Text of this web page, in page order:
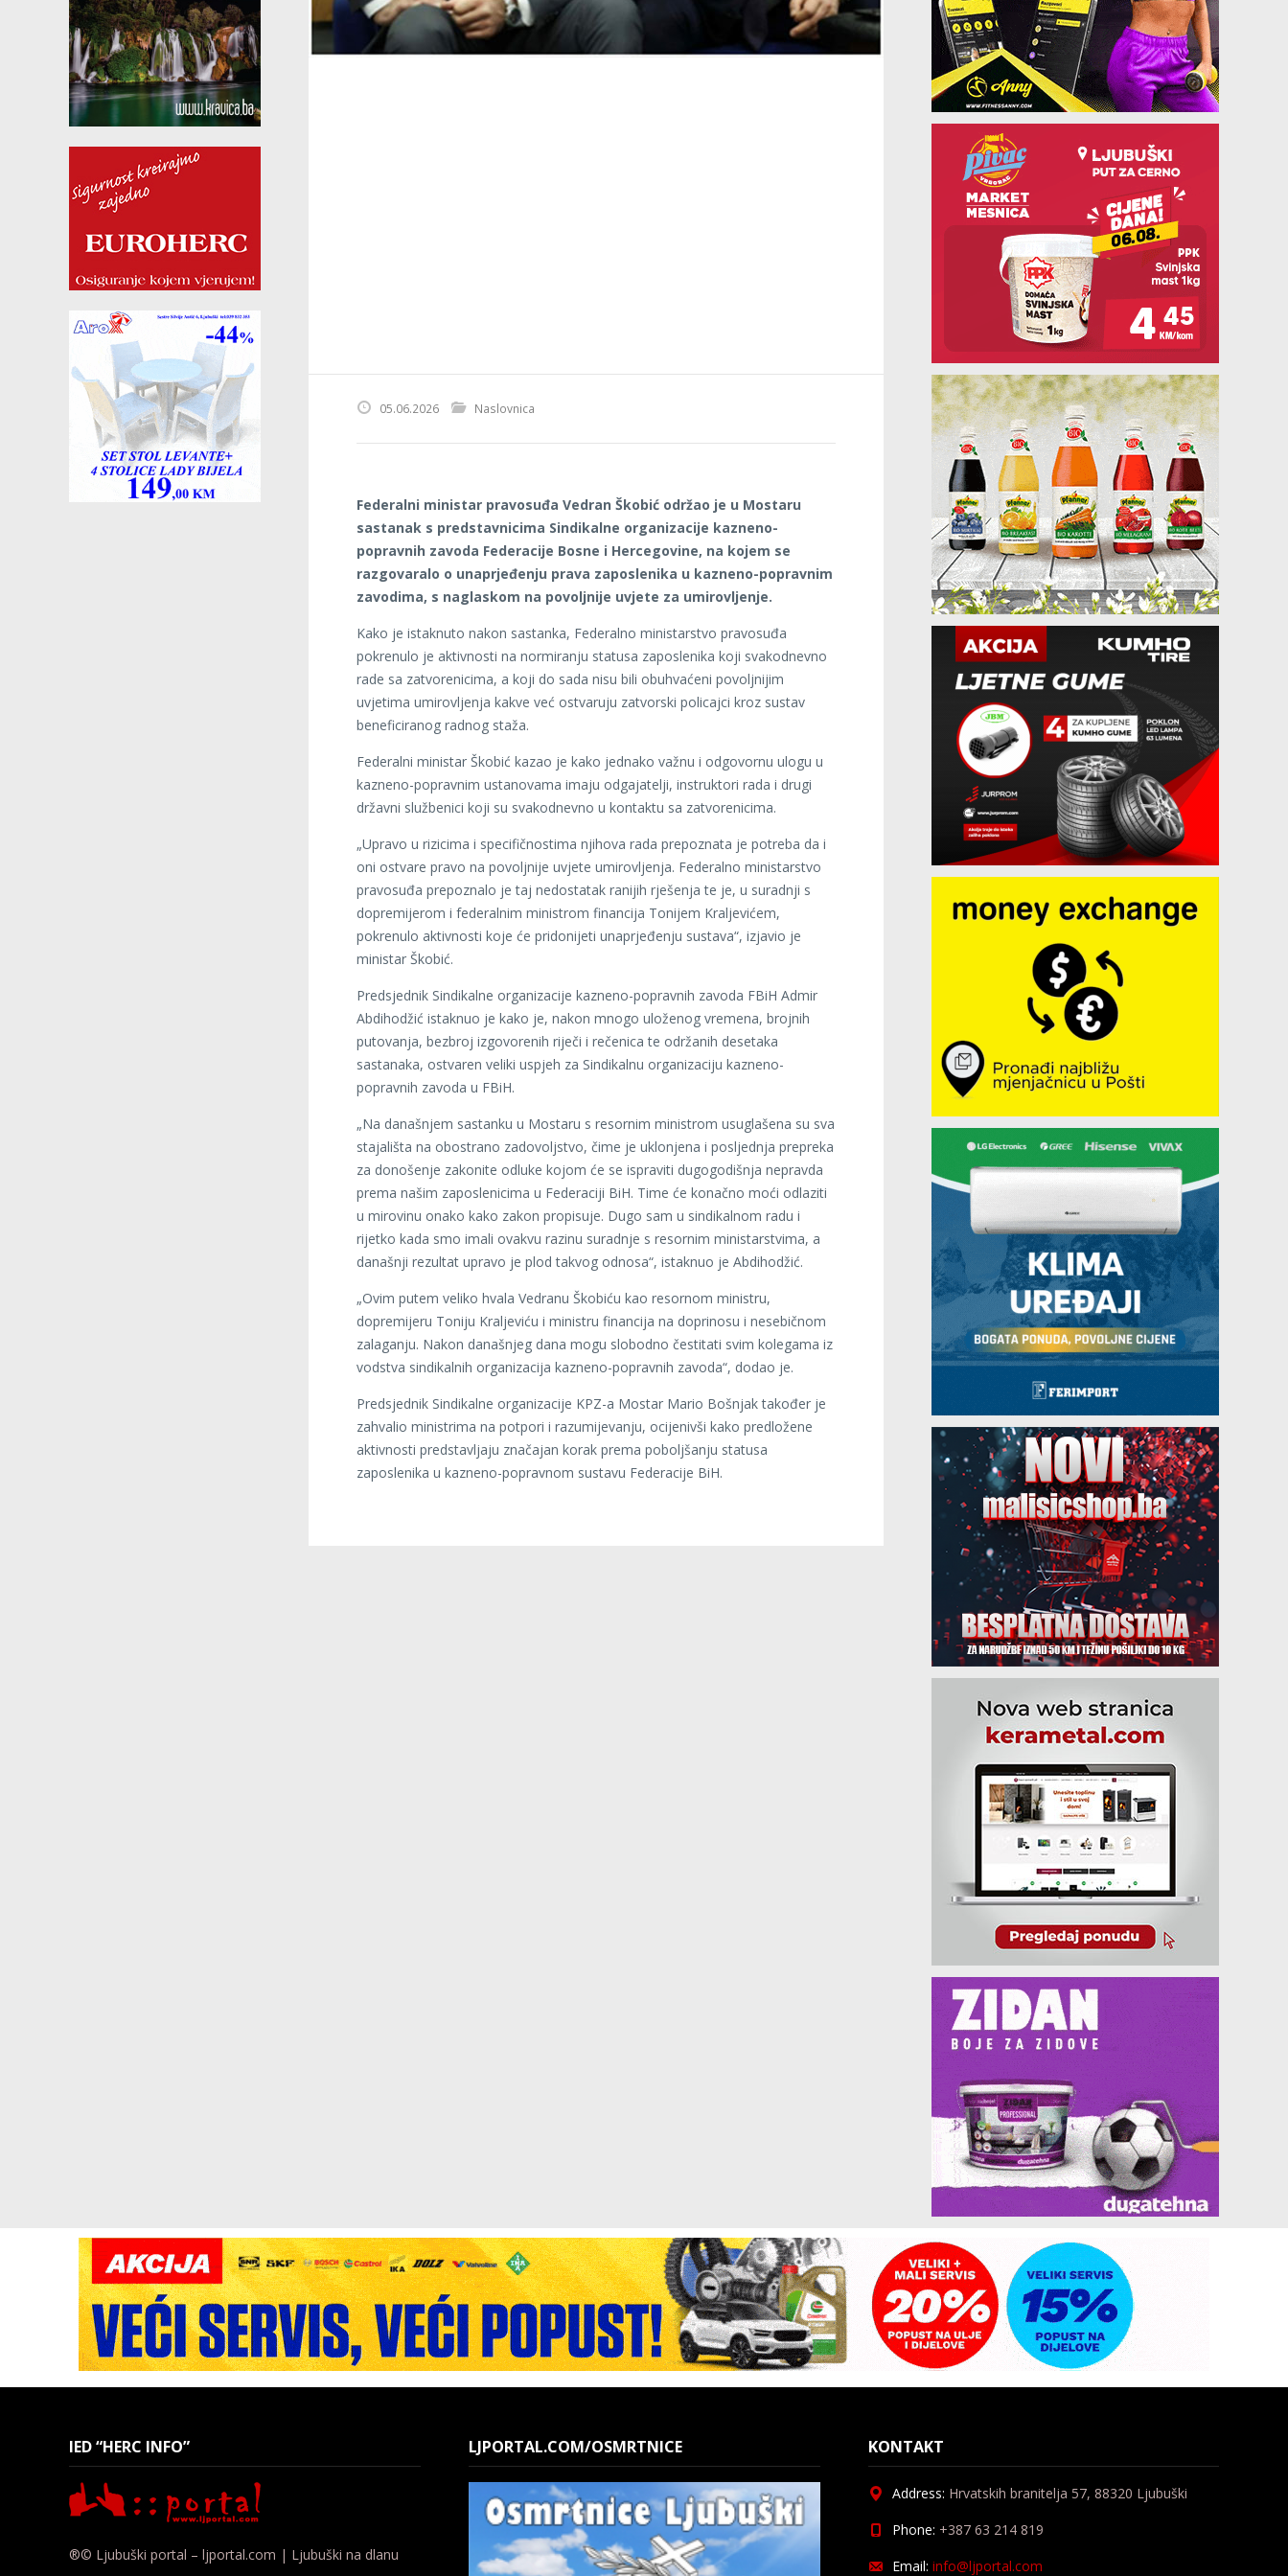
05.06.2026 Naslovnica
Federalni ministar pravosuđa Vedran Škobić održao je u Mostaru
sastanak s predstavnicima Sindikalne organizacije kazneno-
popravnih zavoda Federacije Bosne i Hercegovine, na kojem se
razgovaralo o unaprjeđenju prava zaposlenika u kazneno-popravnim
zavodima, s naglaskom na povoljnije uvjete za umirovljenje.
Kako je istaknuto nakon sastanka, Federalno ministarstvo pravosuđa
pokrenulo je aktivnosti na normiranju statusa zaposlenika koji svakodnevno
rade sa zatvorenicima, a koji do sada nisu bili obuhvaćeni povoljnijim
uvjetima umirovljenja kakve već ostvaruju zatvorski policajci kroz sustav
beneficiranog radnog staža.
Federalni ministar Škobić kazao je kako jednako važnu i odgovornu ulogu u
kazneno-popravnim ustanovama imaju odgajatelji, instruktori rada i drugi
državni službenici koji su svakodnevno u kontaktu sa zatvorenicima.
„Upravo u rizicima i specifičnostima njihova rada prepoznata je potreba da i
oni ostvare pravo na povoljnije uvjete umirovljenja. Federalno ministarstvo
pravosuđa prepoznalo je taj nedostatak ranijih rješenja te je, u suradnji s
dopremijerom i federalnim ministrom financija Tonijem Kraljevićem,
pokrenulo aktivnosti koje će pridonijeti unaprjeđenju sustava“, izjavio je
ministar Škobić.
Predsjednik Sindikalne organizacije kazneno-popravnih zavoda FBiH Admir
Abdihodžić istaknuo je kako je, nakon mnogo uloženog vremena, brojnih
putovanja, bezbroj izgovorenih riječi i rečenica te održanih desetaka
sastanaka, ostvaren veliki uspjeh za Sindikalnu organizaciju kazneno-
popravnih zavoda u FBiH.
„Na današnjem sastanku u Mostaru s resornim ministrom usuglašena su sva
stajališta na obostrano zadovoljstvo, čime je uklonjena i posljednja prepreka
za donošenje zakonite odluke kojom će se ispraviti dugogodišnja nepravda
prema našim zaposlenicima u Federaciji BiH. Time će konačno moći odlaziti
u mirovinu onako kako zakon propisuje. Dugo sam u sindikalnom radu i
rijetko kada smo imali ovakvu razinu suradnje s resornim ministarstvima, a
današnji rezultat upravo je plod takvog odnosa“, istaknuo je Abdihodžić.
„Ovim putem veliko hvala Vedranu Škobiću kao resornom ministru,
dopremijeru Toniju Kraljeviću i ministru financija na doprinosu i nesebičnom
zalaganju. Nakon današnjeg dana mogu slobodno čestitati svim kolegama iz
vodstva sindikalnih organizacija kazneno-popravnih zavoda“, dodao je.
Predsjednik Sindikalne organizacije KPZ-a Mostar Mario Bošnjak također je
zahvalio ministrima na potpori i razumijevanju, ocijenivši kako predložene
aktivnosti predstavljaju značajan korak prema poboljšanju statusa
zaposlenika u kazneno-popravnom sustavu Federacije BiH.
IED “HERC INFO”
®© Ljubuški portal – ljportal.com | Ljubuški na dlanu
LJPORTAL.COM/OSMRTNICE KONTAKT
Address: Hrvatskih branitelja 57, 88320 Ljubuški
Phone: +387 63 214 819
Email: info@ljportal.com